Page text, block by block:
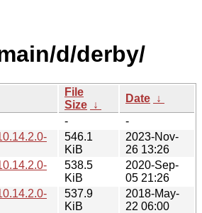
d/derby/
File
Size ↓
Date ↓
-
-
546.1
KiB
2023-Nov-
26 13:26
538.5
KiB
2020-Sep-
05 21:26
537.9
KiB
2018-May-
22 06:00